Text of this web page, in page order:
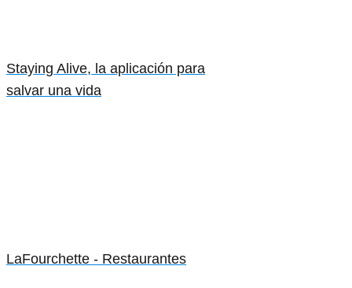
Staying Alive, la aplicación para
salvar una vida
LaFourchette - Restaurantes